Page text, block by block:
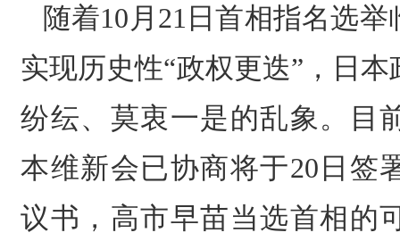
随着10月21日首相指名选
实现历史性“政权更迭”，日
纷纭、莫衷一是的乱象。目
本维新会已协商将于20日签
议书，高市早苗当选首相的